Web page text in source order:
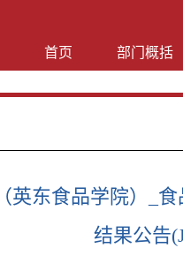
首页 部门概括
英东食品学院）_
结果公告